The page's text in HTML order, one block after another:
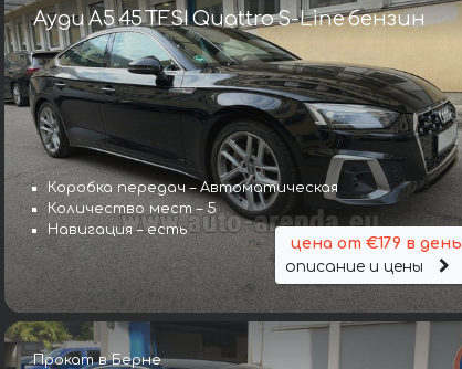
Ауди A5 45 TFSI Quattro S-Line бензин
Коробка передач – Автоматическая
Количество мест – 5
Навигация – есть
цена от €179 в день
описание и цены
Прокат в Берне